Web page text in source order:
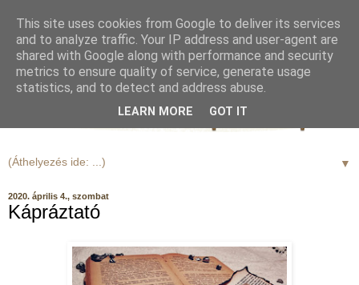
▼
2020. április 4., szombat
Kápráztató
This site uses cookies from Google to deliver its services
and to analyze traffic. Your IP address and user-agent are
shared with Google along with performance and security
metrics to ensure quality of service, generate usage
statistics, and to detect and address abuse.
LEARN MORE GOT IT